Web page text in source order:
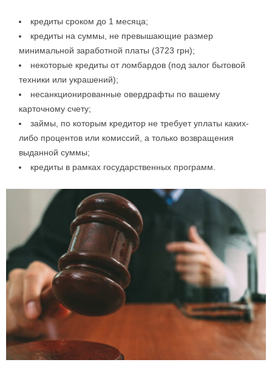
кредиты сроком до 1 месяца;
кредиты на суммы, не превышающие размер
минимальной заработной платы (3723 грн);
некоторые кредиты от ломбардов (под залог бытовой
техники или украшений);
несанкционированные овердрафты по вашему
карточному счету;
займы, по которым кредитор не требует уплаты каких-
либо процентов или комиссий, а только возвращения
выданной суммы;
кредиты в рамках государственных программ.